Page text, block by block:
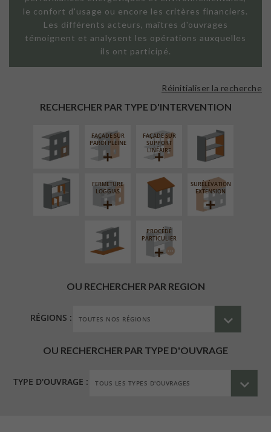
le confort d'usage ou encore les critères financiers.
Les différents acteurs, maîtres d'ouvrages
témoignent et analysent les opérations auxquelles
ils ont participé.
RECHERCHER PAR TYPE D'INTERVENTION
Réinitialiser la recherche
EXTÉRIEURE
FAÇADE SUR
PAROI PLEINE
FAÇADE SUR
SUPPORT
LINÉAIRE
ISOLATION
INTÉRIEURE
RÉAMÉNAGEMENT
INTÉRIEUR
FERMETURE
LOGGIAS
RÉFECTION DES
TOITURES
SURÉLÉVATION
EXTENSION
AMÉNAGEMENT
EXTÉRIEUR
PROCÉDÉ
PARTICULIER
OU RECHERCHER PAR REGION
RÉGIONS :
OU RECHERCHER PAR TYPE D'OUVRAGE
TYPE D'OUVRAGE :